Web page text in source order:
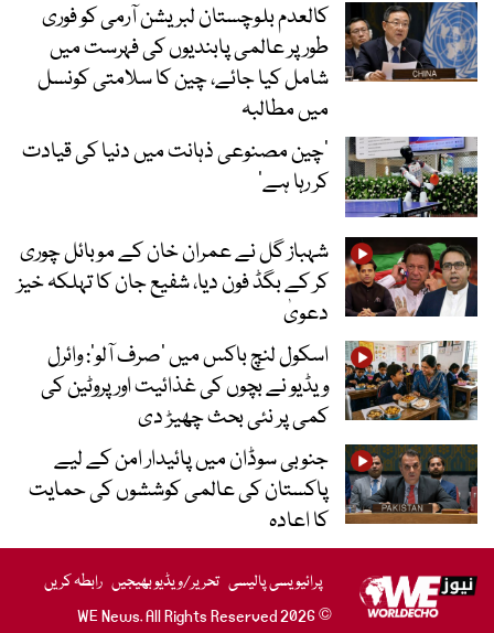
کالعدم بلوچستان لبریشن آرمی کو فوری
طور پر عالمی پابندیوں کی فہرست میں
شامل کیا جائے، چین کا سلامتی کونسل
میں مطالبہ
’چین مصنوعی ذہانت میں دنیا کی قیادت
کر رہا ہے‘
شہباز گل نے عمران خان کے موبائل چوری
کر کے بگڈ فون دیا، شفیع جان کا تہلکہ خیز
دعویٰ
اسکول لنچ باکس میں ‘صرف آلو’: وائرل
ویڈیو نے بچوں کی غذائیت اور پروٹین کی
کمی پر نئی بحث چھیڑ دی
جنوبی سوڈان میں پائیدار امن کے لیے
پاکستان کی عالمی کوششوں کی حمایت
کا اعادہ
پرائیویسی پالیسی تحریر/ویڈیو بھیجیں رابطہ کریں
© 2026 WE News. All Rights Reserved